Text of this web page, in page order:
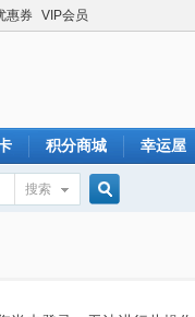
惠券 VIP会员
积分商城 幸运屋
搜索